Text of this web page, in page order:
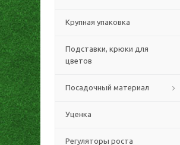
Крупная упаковка
Подставки, крюки для
цветов
Посадочный материал
Уценка
Регуляторы роста